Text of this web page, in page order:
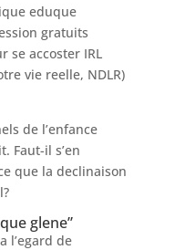
eduque
gratuits
se accoster IRL
vie reelle, NDLR)
de l’enfance
Faut-il s’en
que la declinaison
glene”
l’egard de